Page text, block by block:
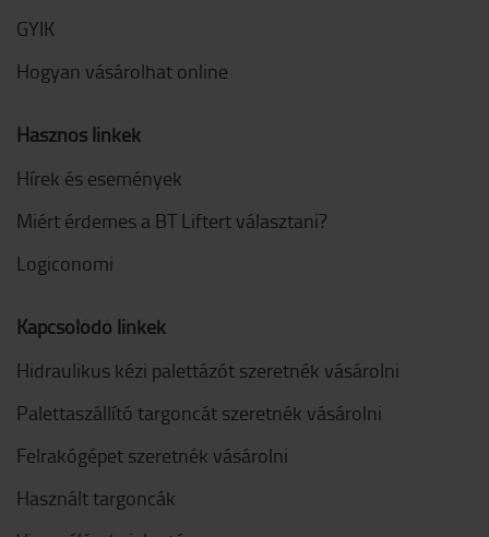
GYIK
Hogyan vásárolhat online
Hasznos linkek
Hírek és események
Miért érdemes a BT Liftert választani?
Logiconomi
Kapcsolódó linkek
Hidraulikus kézi palettázót szeretnék vásárolni
Palettaszállító targoncát szeretnék vásárolni
Felrakógépet szeretnék vásárolni
Használt targoncák